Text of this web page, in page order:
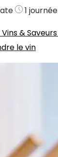
1 journée
Vins & Saveurs
le vin